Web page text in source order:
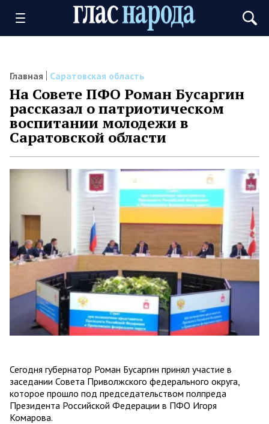
Главная Саратовская область
На Совете ПФО Роман Бусаргин
рассказал о патриотическом
воспитании молодежи в
Саратовской области
Сегодня губернатор Роман Бусаргин принял участие в
заседании Совета Приволжского федерального округа,
которое прошло под председательством полпреда
Президента Российской Федерации в ПФО Игоря
Комарова.